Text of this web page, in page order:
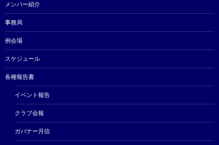
メンバー紹介
事務局
例会場
スケジュール
各種報告書
イベント報告
クラブ会報
ガバナー月信